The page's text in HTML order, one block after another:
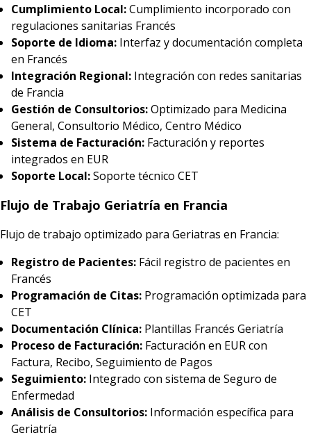
Cumplimiento Local:Cumplimiento incorporado con
regulaciones sanitarias Francés
Soporte de Idioma: Interfaz y documentación completa
en Francés
Integración Regional: Integración con redes sanitarias
de Francia
Gestión de Consultorios:Optimizado para Medicina
General, Consultorio Médico, Centro Médico
Sistema de Facturación: Facturación y reportes
integrados en EUR
Soporte Local:Soporte técnico CET
Flujo de Trabajo Geriatría en Francia
Flujo de trabajo optimizado para Geriatras en Francia:
Registro de Pacientes: Fácil registro de pacientes en
Francés
Programación de Citas: Programación optimizada para
CET
Documentación Clínica: Plantillas Francés Geriatría
Proceso de Facturación: Facturación en EUR con
Factura, Recibo, Seguimiento de Pagos
Seguimiento: Integrado con sistema de Seguro de
Enfermedad
Análisis de Consultorios: Información específica para
Geriatría